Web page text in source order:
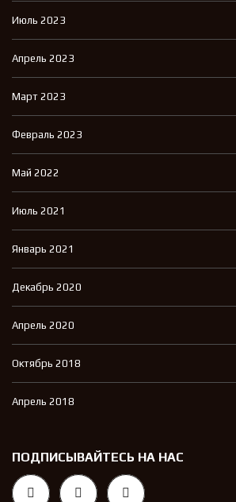
Июль 2023
Апрель 2023
Март 2023
Февраль 2023
Май 2022
Июль 2021
Январь 2021
Декабрь 2020
Апрель 2020
Октябрь 2018
Апрель 2018
ПОДПИСЫВАЙТЕСЬ НА НАС